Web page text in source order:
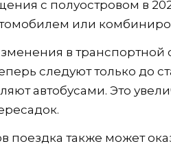
с полуостровом в
или
в транспортной
следуют только до
автобусами. Это
поездка также может